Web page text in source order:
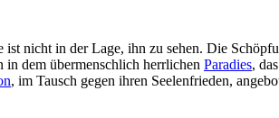
nicht in der Lage, ihn zu sehen. Die
in dem übermenschlich herrlichen Paradies,
, im Tausch gegen ihren Seelenfrieden,